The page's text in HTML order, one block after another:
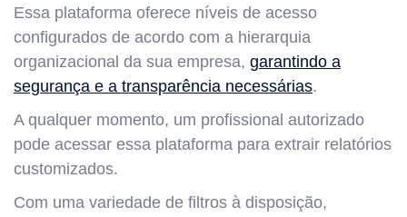
Essa plataforma oferece níveis de acesso
configurados de acordo com a hierarquia
organizacional da sua empresa, garantindo a
segurança e a transparência necessárias.
A qualquer momento, um profissional autorizado
pode acessar essa plataforma para extrair relatórios
customizados.
Com uma variedade de filtros à disposição,